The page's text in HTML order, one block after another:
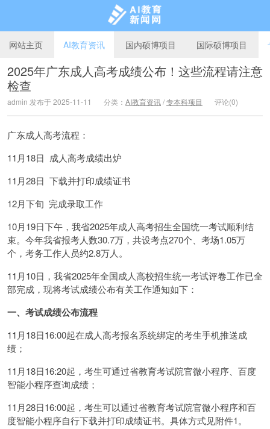
网站主页 AI教育资讯 国内硕博项目 国际硕博项目
2025年广东成人高考成绩公布！这些流程请注意
检查
admin 发布于 2025-11-11 分类： AI教育资讯/专本科项目 评论(0)
广东成人高考流程：
11月18日 成人高考成绩出炉
11月28日 下载并打印成绩证书
12月下旬 完成录取工作
10月19日下午，我省2025年成人高考招生全国统一考试顺利结
束。今年我省报考人数30.7万，共设考点270个、考场1.05万
个，考务工作人员约2.8万人。
11月10日，我省2025年全国成人高校招生统一考试评卷工作已全
部完成，现将考试成绩公布有关工作通知如下：
一、考试成绩公布流程
11月18日16:00起在成人高考报名系统绑定的考生手机推送成
绩；
11月18日16:20起，考生可通过省教育考试院官微小程序、百度
智能小程序查询成绩；
11月28日16:00起，考生可以通过省教育考试院官微小程序和百
度智能小程序自行下载并打印成绩证书。具体方式见附件1。